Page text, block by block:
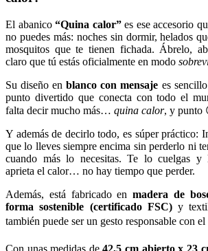
El abanico “Quina calor”es ese accesorio
no puedes más: noches sin dormir, helados
mosquitos que te tienen fichada. Ábrelo,
claro que tú estás oficialmente en modo
Su diseño enblanco con mensaje es
punto divertido que conecta con todo el
falta decir mucho más… quina calor, y punto
Y además de decirlo todo, es súper práctico:
que lo lleves siempre encima sin perderlo ni
cuando más lo necesitas. Te lo cuelgas y
aprieta el calor… no hay tiempo que perder.
Además, está fabricado en madera de
forma sostenible (certificado FSC)y
también puede ser un gesto responsable con